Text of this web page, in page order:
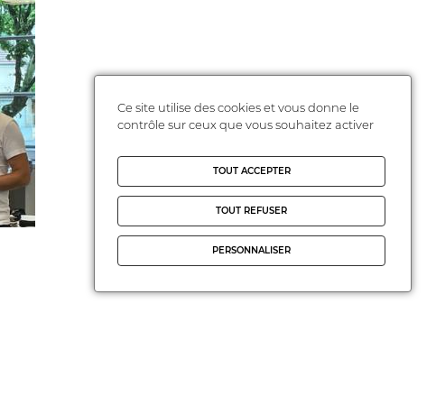
Ce site utilise des cookies et vous donne le
contrôle sur ceux que vous souhaitez activer
TOUT ACCEPTER
TOUT REFUSER
PERSONNALISER